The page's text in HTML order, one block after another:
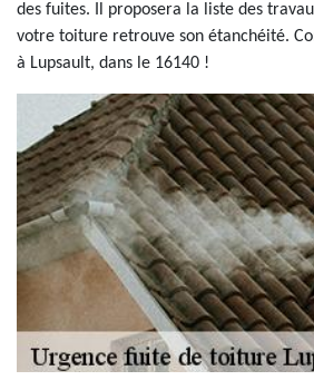
des fuites. Il proposera la liste des
votre toiture retrouve son étanchéité.
à Lupsault, dans le 16140 !